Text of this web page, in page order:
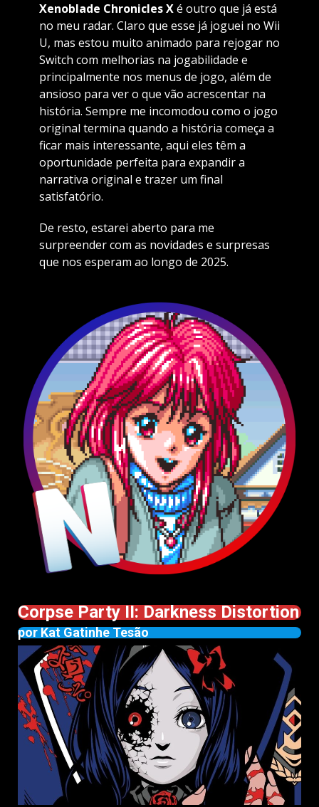
Xenoblade Chronicles Xé outro que já está
no meu radar. Claro que esse já joguei no Wii
U, mas estou muito animado para rejogar no
Switch com melhorias na jogabilidade e
principalmente nos menus de jogo, além de
ansioso para ver o que vão acrescentar na
história. Sempre me incomodou como o jogo
original termina quando a história começa a
ficar mais interessante, aqui eles têm a
oportunidade perfeita para expandir a
narrativa original e trazer um final
satisfatório.
De resto, estarei aberto para me
surpreender com as novidades e surpresas
que nos esperam ao longo de 2025.
Corpse Party II: Darkness Distortion
por Kat Gatinhe Tesão